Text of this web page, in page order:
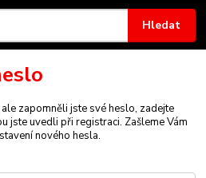
Hledat
zapomněli jste své heslo, zadejte
jste uvedli při registraci. Zašleme Vám
nového hesla.